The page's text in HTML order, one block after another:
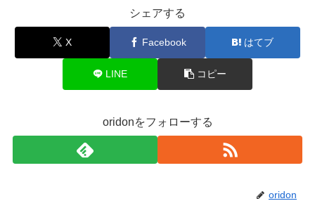
シェアする
X Facebook はてブ
LINE コピー
oridonをフォローする
oridon